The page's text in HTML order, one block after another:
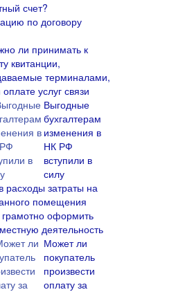
счет?
по договору
ли принимать к
квитанции,
терминалами,
услуг связи
Выгодные
бухгалтерам
изменения в
НК РФ
вступили в
силу
расходы затраты на
помещения
грамотно оформить
деятельность
Может ли
покупатель
произвести
оплату за